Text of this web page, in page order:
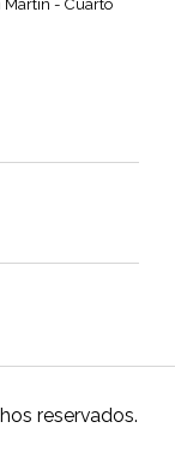
Martín - Cuarto
reservados.